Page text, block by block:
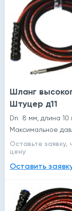
Шланг
Штуцер д11
Dn 8 мм, длина 10
Максимальное
Оставьте заявку,
цену
Оставить